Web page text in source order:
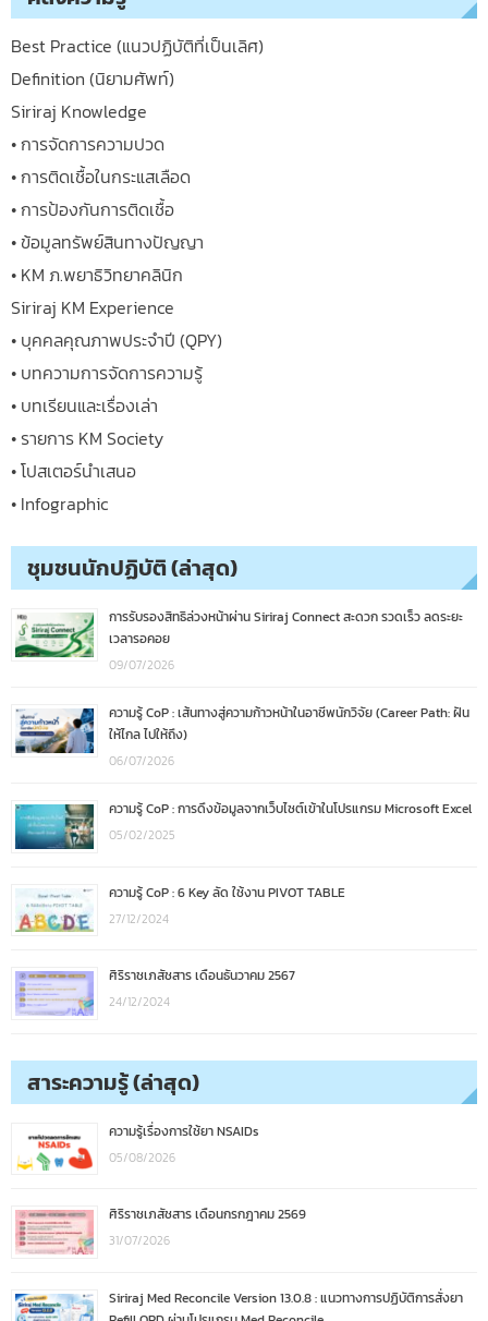
Best Practice (แนวปฏิบัติที่เป็นเลิศ)
Definition (นิยามศัพท์)
Siriraj Knowledge
• การจัดการความปวด
• การติดเชื้อในกระแสเลือด
• การป้องกันการติดเชื้อ
• ข้อมูลทรัพย์สินทางปัญญา
• KM ภ.พยาธิวิทยาคลินิก
Siriraj KM Experience
• บุคคลคุณภาพประจำปี (QPY)
• บทความการจัดการความรู้
• บทเรียนและเรื่องเล่า
• รายการ KM Society
• โปสเตอร์นำเสนอ
• Infographic
ชุมชนนักปฏิบัติ (ล่าสุด)
การรับรองสิทธิล่วงหน้าผ่าน Siriraj Connect สะดวก รวดเร็ว ลดระยะ
เวลารอคอย
09/07/2026
ความรู้ CoP : เส้นทางสู่ความก้าวหน้าในอาชีพนักวิจัย (Career Path: ฝัน
ให้ไกล ไปให้ถึง)
06/07/2026
ความรู้ CoP : การดึงข้อมูลจากเว็บไซต์เข้าในโปรแกรม Microsoft Excel
05/02/2025
ความรู้ CoP : 6 Key ลัด ใช้งาน PIVOT TABLE
27/12/2024
ศิริราชเภสัชสาร เดือนธันวาคม 2567
24/12/2024
สาระความรู้ (ล่าสุด)
ความรู้เรื่องการใช้ยา NSAIDs
05/08/2026
ศิริราชเภสัชสาร เดือนกรกฎาคม 2569
31/07/2026
Siriraj Med Reconcile Version 13.0.8 : แนวทางการปฏิบัติการสั่งยา